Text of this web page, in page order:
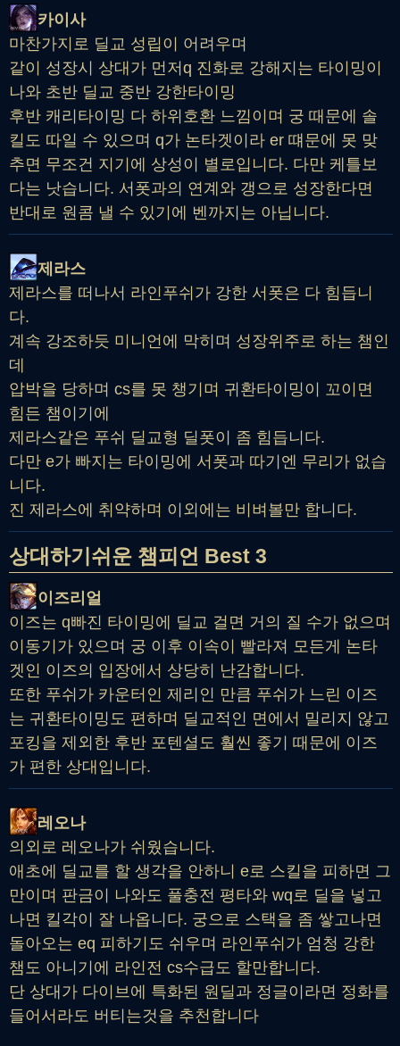
카이사
마찬가지로 딜교 성립이 어려우며
같이 성장시 상대가 먼저q 진화로 강해지는 타이밍이
나와 초반 딜교 중반 강한타이밍
후반 캐리타이밍 다 하위호환 느낌이며 궁 때문에 솔
킬도 따일 수 있으며 q가 논타겟이라 er 떄문에 못 맞
추면 무조건 지기에 상성이 별로입니다. 다만 케틀보
다는 낫습니다. 서폿과의 연계와 갱으로 성장한다면
반대로 원콤 낼 수 있기에 벤까지는 아닙니다.
제라스
제라스를 떠나서 라인푸쉬가 강한 서폿은 다 힘듭니
다.
계속 강조하듯 미니언에 막히며 성장위주로 하는 챔인
데
압박을 당하며 cs를 못 챙기며 귀환타이밍이 꼬이면
힘든 챔이기에
제라스같은 푸쉬 딜교형 딜폿이 좀 힘듭니다.
다만 e가 빠지는 타이밍에 서폿과 따기엔 무리가 없습
니다.
진 제라스에 취약하며 이외에는 비벼볼만 합니다.
상대하기쉬운 챔피언 Best 3
이즈리얼
이즈는 q빠진 타이밍에 딜교 걸면 거의 질 수가 없으며
이동기가 있으며 궁 이후 이속이 빨라져 모든게 논타
겟인 이즈의 입장에서 상당히 난감합니다.
또한 푸쉬가 카운터인 제리인 만큼 푸쉬가 느린 이즈
는 귀환타이밍도 편하며 딜교적인 면에서 밀리지 않고
포킹을 제외한 후반 포텐셜도 훨씬 좋기 때문에 이즈
가 편한 상대입니다.
레오나
의외로 레오나가 쉬웠습니다.
애초에 딜교를 할 생각을 안하니 e로 스킬을 피하면 그
만이며 판금이 나와도 풀충전 평타와 wq로 딜을 넣고
나면 킬각이 잘 나옵니다. 궁으로 스택을 좀 쌓고나면
돌아오는 eq 피하기도 쉬우며 라인푸쉬가 엄청 강한
챔도 아니기에 라인전 cs수급도 할만합니다.
단 상대가 다이브에 특화된 원딜과 정글이라면 정화를
들어서라도 버티는것을 추천합니다